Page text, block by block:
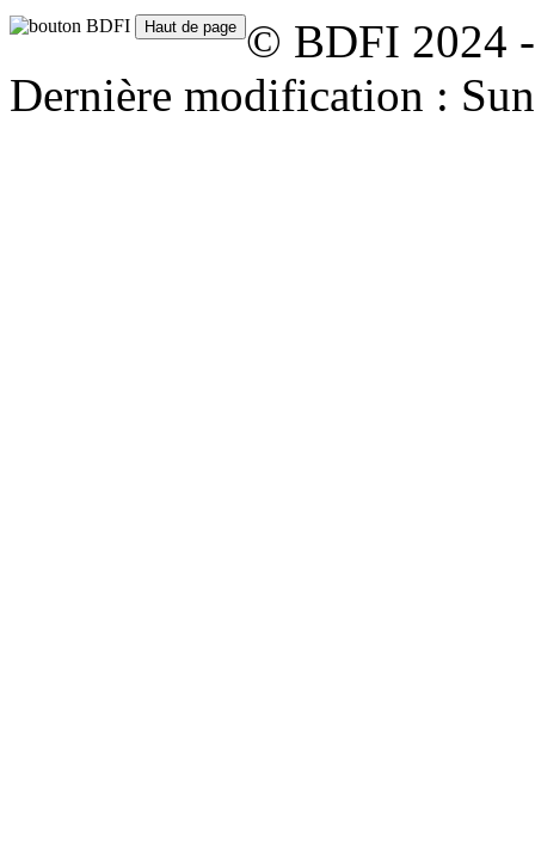
© BDFI 2024
Dernière modification :